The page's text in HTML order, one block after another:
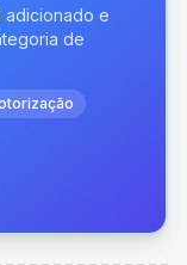
adicionado e
de